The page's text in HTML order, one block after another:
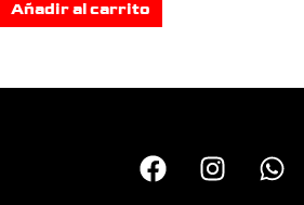
Añadir al carrito